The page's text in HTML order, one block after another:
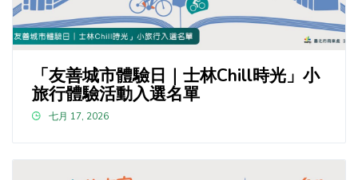
「友善城市體驗日｜士林Chill時光」小
旅行體驗活動入選名單
七月 17, 2026